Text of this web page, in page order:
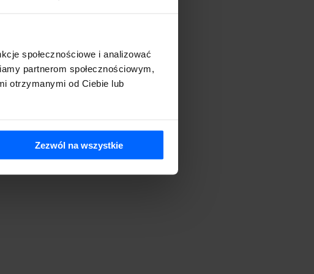
społecznościowe i analizować
partnerom społecznościowym,
otrzymanymi od Ciebie lub
Zezwól na wszystkie